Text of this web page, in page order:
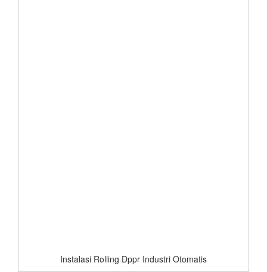
Instalasi Rolling Dppr Industri Otomatis